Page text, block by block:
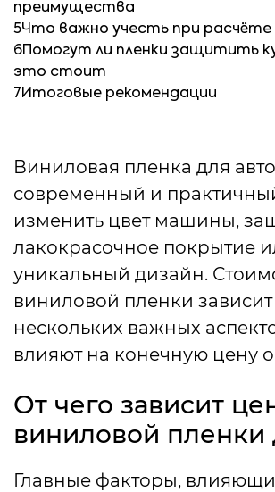
преимущества
5Что важно учесть при
6 Помогут ли пленки защитить
это стоит
7Итоговые рекомендации
Виниловая пленка для
современный и
изменить цвет машины,
лакокрасочное покрытие
уникальный дизайн.
виниловой пленки зависит
нескольких важных
влияют на конечную цену
От чего зависит
виниловой пленки
Главные факторы,